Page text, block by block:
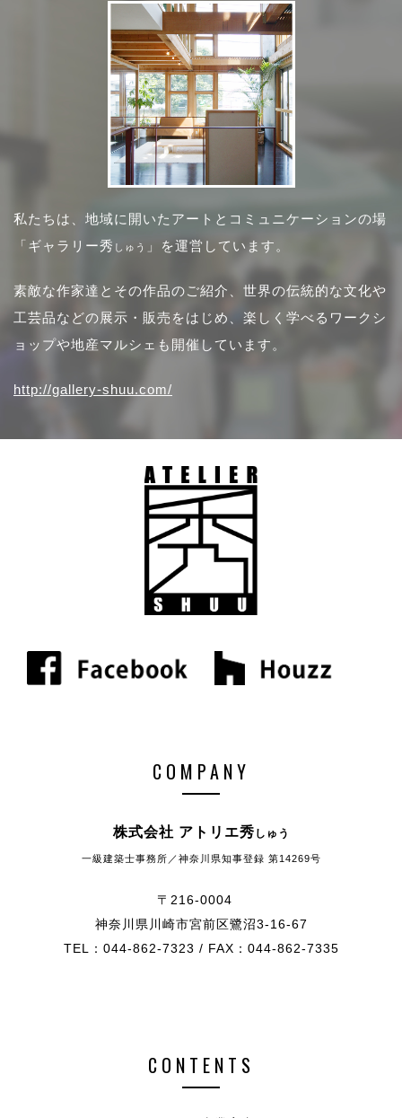
私たちは、地域に開いたアートとコミュニケーションの場
「ギャラリー秀 しゅう 」を運営しています。
素敵な作家達とその作品のご紹介、世界の伝統的な文化や
工芸品などの展示・販売をはじめ、楽しく学べるワークシ
ョップや地産マルシェも開催しています。
http://gallery-shuu.com/
COMPANY
株式会社 アトリエ秀 しゅう
一級建築士事務所／神奈川県知事登録 第14269号
〒216-0004
神奈川県川崎市宮前区鷺沼3-16-67
TEL：044-862-7323 / FAX：044-862-7335
CONTENTS